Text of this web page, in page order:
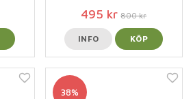
495 kr 800 kr
INFO KÖP
38%